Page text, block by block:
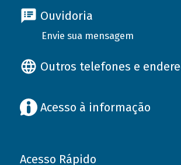
Ouvidoria
Envie sua mensagem
Outros telefones e
Acesso à informação
Acesso Rápido